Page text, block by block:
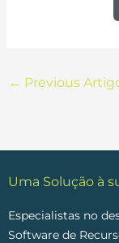
← Previous
Uma Solução à
Especialistas no
Software de